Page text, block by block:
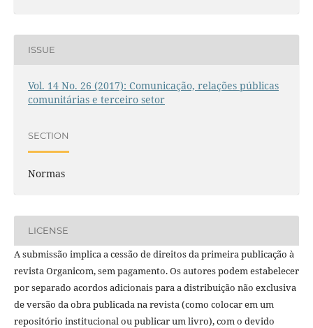
ISSUE
Vol. 14 No. 26 (2017): Comunicação, relações públicas
comunitárias e terceiro setor
SECTION
Normas
LICENSE
A submissão implica a cessão de direitos da primeira publicação à
revista Organicom, sem pagamento. Os autores podem estabelecer
por separado acordos adicionais para a distribuição não exclusiva
de versão da obra publicada na revista (como colocar em um
repositório institucional ou publicar um livro), com o devido